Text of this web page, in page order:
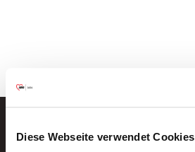
Diese Webseite verwendet Cookies